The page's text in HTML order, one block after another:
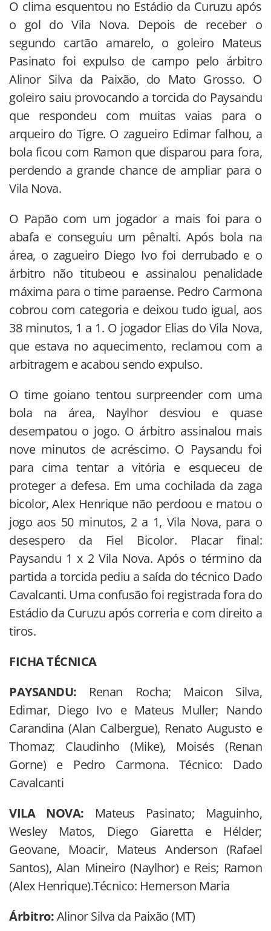
O clima esquentou no Estádio da Curuzu após
o gol do Vila Nova. Depois de receber o
segundo cartão amarelo, o goleiro Mateus
Pasinato foi expulso de campo pelo árbitro
Alinor Silva da Paixão, do Mato Grosso. O
goleiro saiu provocando a torcida do Paysandu
que respondeu com muitas vaias para o
arqueiro do Tigre. O zagueiro Edimar falhou, a
bola ficou com Ramon que disparou para fora,
perdendo a grande chance de ampliar para o
Vila Nova.
O Papão com um jogador a mais foi para o
abafa e conseguiu um pênalti. Após bola na
área, o zagueiro Diego Ivo foi derrubado e o
árbitro não titubeou e assinalou penalidade
máxima para o time paraense. Pedro Carmona
cobrou com categoria e deixou tudo igual, aos
38 minutos, 1 a 1. O jogador Elias do Vila Nova,
que estava no aquecimento, reclamou com a
arbitragem e acabou sendo expulso.
O time goiano tentou surpreender com uma
bola na área, Naylhor desviou e quase
desempatou o jogo. O árbitro assinalou mais
nove minutos de acréscimo. O Paysandu foi
para cima tentar a vitória e esqueceu de
proteger a defesa. Em uma cochilada da zaga
bicolor, Alex Henrique não perdoou e matou o
jogo aos 50 minutos, 2 a 1, Vila Nova, para o
desespero da Fiel Bicolor. Placar final:
Paysandu 1 x 2 Vila Nova. Após o término da
partida a torcida pediu a saída do técnico Dado
Cavalcanti. Uma confusão foi registrada fora do
Estádio da Curuzu após correria e com direito a
tiros.
FICHA TÉCNICA
PAYSANDU: Renan Rocha; Maicon Silva,
Edimar, Diego Ivo e Mateus Muller; Nando
Carandina (Alan Calbergue), Renato Augusto e
Thomaz; Claudinho (Mike), Moisés (Renan
Gorne) e Pedro Carmona. Técnico: Dado
Cavalcanti
VILA NOVA: Mateus Pasinato; Maguinho,
Wesley Matos, Diego Giaretta e Hélder;
Geovane, Moacir, Mateus Anderson (Rafael
Santos), Alan Mineiro (Naylhor) e Reis; Ramon
(Alex Henrique).Técnico: Hemerson Maria
Árbitro:Alinor Silva da Paixão (MT)